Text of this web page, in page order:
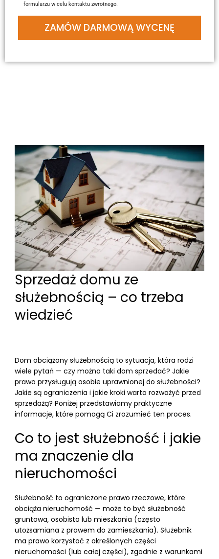
formularzu w celu kontaktu zwrotnego.
Sprzedaż domu ze
służebnością – co trzeba
wiedzieć
Dom obciążony służebnością to sytuacja, która rodzi
wiele pytań — czy można taki dom sprzedać? Jakie
prawa przysługują osobie uprawnionej do służebności?
Jakie są ograniczenia i jakie kroki warto rozważyć przed
sprzedażą? Poniżej przedstawiamy praktyczne
informacje, które pomogą Ci zrozumieć ten proces.
Co to jest służebność i jakie
ma znaczenie dla
nieruchomości
Służebność to ograniczone prawo rzeczowe, które
obciąża nieruchomość — może to być służebność
gruntowa, osobista lub mieszkania (często
utożsamiana z prawem do zamieszkania). Służebnik
ma prawo korzystać z określonych części
nieruchomości (lub całej części), zgodnie z warunkami